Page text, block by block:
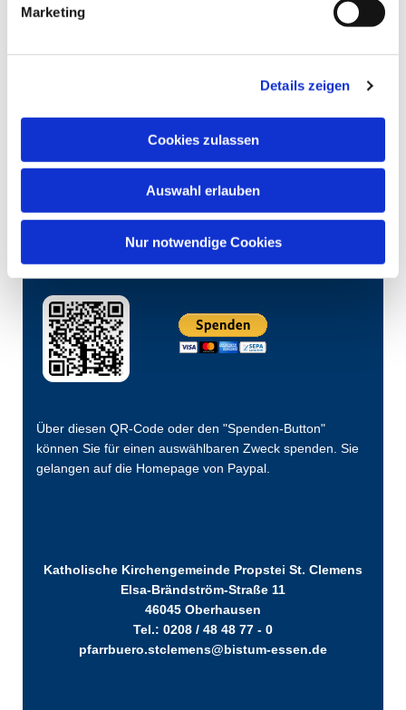
Marketing
Details zeigen
Cookies zulassen
Auswahl erlauben
Nur notwendige Cookies
Über diesen QR-Code oder den "Spenden-Button"
können Sie für einen auswählbaren Zweck spenden. Sie
gelangen auf die Homepage von Paypal.
Katholische Kirchengemeinde Propstei St. Clemens
Elsa-Brändström-Straße 11
46045 Oberhausen
Tel.: 0208 / 48 48 77 - 0
pfarrbuero.stclemens@bistum-essen.de